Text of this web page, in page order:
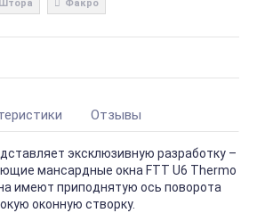
Штора Факро
Отзывы
эксклюзивную разработку –
мансардные окна FTT U6 Thermo
имеют приподнятую ось поворота
оконную створку.